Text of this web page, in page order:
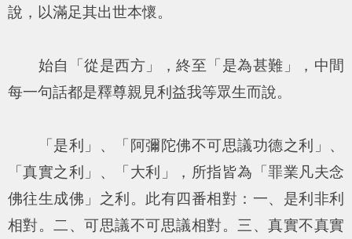
說，以滿足其出世本懷。
始自「從是西方」，終至「是為甚難」，中間
每一句話都是釋尊親見利益我等眾生而說。
「是利」、「阿彌陀佛不可思議功德之利」、
「真實之利」、「大利」，所指皆為「罪業凡夫念
佛往生成佛」之利。此有四番相對：一、是利非利
相對。二、可思議不可思議相對。三、真實不真實